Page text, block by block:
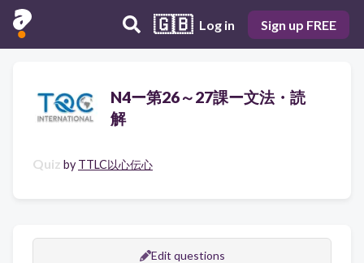
🇬🇧 Log in Sign up FREE
N4ー第26～27課ー文法・読
解
Quiz by TTLC以心伝心
Edit questions